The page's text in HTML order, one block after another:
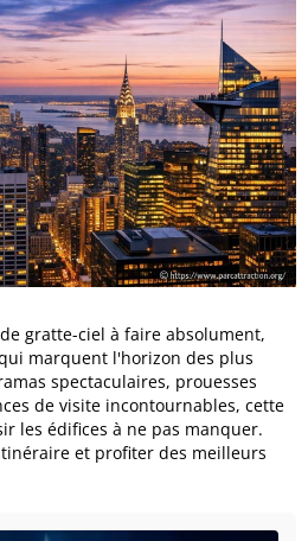
gratte-ciel à faire absolument,
marquent l'horizon des plus
spectaculaires, prouesses
de visite incontournables, cette
les édifices à ne pas manquer.
et profiter des meilleurs